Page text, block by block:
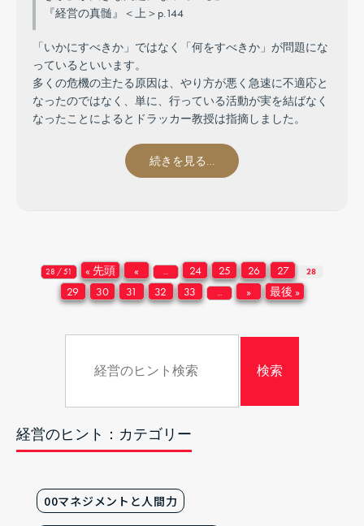
『経営の真髄』＜上＞p.144
「いかにすべきか」ではなく「何をすべきか」が問題にな
っているといいます。
多くの危機の主たる原因は、やり方が悪く急速に不適応と
なったのではなく、単に、行っている活動が実を結ばなく
なったことによるとドラッカー教授は指摘しました。
続きを見る…
28 / 51 « 先頭 « ... 24 25 26 27 28
29 30 31 32 33 ... » 最後 »
経営のヒント：カテゴリー
00マネジメントと人間力